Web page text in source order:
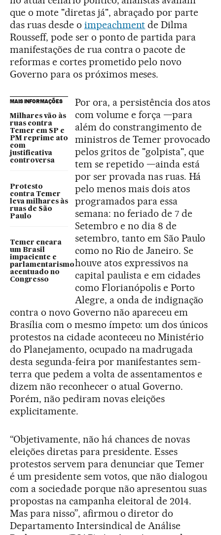
que o mote "diretas já", abraçado por parte
das ruas desde o impeachment de Dilma
Rousseff, pode ser o ponto de partida para
manifestações de rua contra o pacote de
reformas e cortes prometido pelo novo
Governo para os próximos meses.
MAIS INFORMAÇÕES
Milhares vão às
ruas contra
Temer em SP e
PM reprime ato
com
justificativa
controversa
Protesto
contra Temer
leva milhares às
ruas de São
Paulo
Temer encara
um Brasil
impaciente e
parlamentarismo
acentuado no
Congresso
Por ora, a persistência dos atos
com volume e força —para
além do constrangimento de
ministros de Temer provocado
pelos gritos de "golpista", que
tem se repetido —ainda está
por ser provada nas ruas. Há
pelo menos mais dois atos
programados para essa
semana: no feriado de 7 de
Setembro e no dia 8 de
setembro, tanto em São Paulo
como no Rio de Janeiro. Se
houve atos expressivos na
capital paulista e em cidades
como Florianópolis e Porto
Alegre, a onda de indignação
contra o novo Governo não apareceu em
Brasília com o mesmo ímpeto: um dos únicos
protestos na cidade aconteceu no Ministério
do Planejamento, ocupado na madrugada
desta segunda-feira por manifestantes sem-
terra que pedem a volta de assentamentos e
dizem não reconhecer o atual Governo.
Porém, não pediram novas eleições
explicitamente.
“Objetivamente, não há chances de novas
eleições diretas para presidente. Esses
protestos servem para denunciar que Temer
é um presidente sem votos, que não dialogou
com a sociedade porque não apresentou suas
propostas na campanha eleitoral de 2014.
Mas para nisso”, afirmou o diretor do
Departamento Intersindical de Análise